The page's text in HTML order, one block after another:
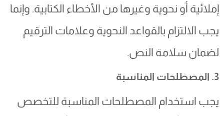
إملائية أو نحوية وغيرها من الأخطاء الكتابية. وإنما
يجب الالتزام بالقواعد النحوية وعلامات الترقيم
لضمان سلامة النص.
3. المصطلحات المناسبة
يجب استخدام المصطلحات المناسبة للتخصص